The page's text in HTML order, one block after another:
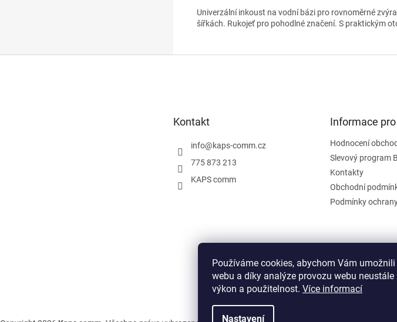
Používáme cookies, abychom Vám
webu a díky analýze provozu webu
výkon a použitelnost. Více informací
Nastavení
Univerzální inkoust na vodní bázi pro rovnoměrné
šířkách. Rukojeť pro pohodlné značení. S praktickým
Kontakt
info@kaps-comm.cz
775 873 213
KAPS comm
Informace
Hodnocení
Slevový program
Kontakty
Obchodní
Podmínky